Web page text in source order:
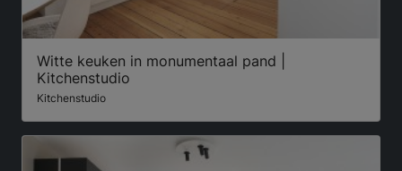
Witte keuken in monumentaal pand |
Kitchenstudio
Kitchenstudio